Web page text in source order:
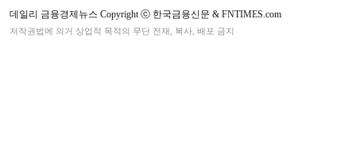
데일리 금융경제뉴스 Copyright ⓒ 한국금융신문 & FNTIMES.com
저작권법에 의거 상업적 목적의 무단 전재, 복사, 배포 금지